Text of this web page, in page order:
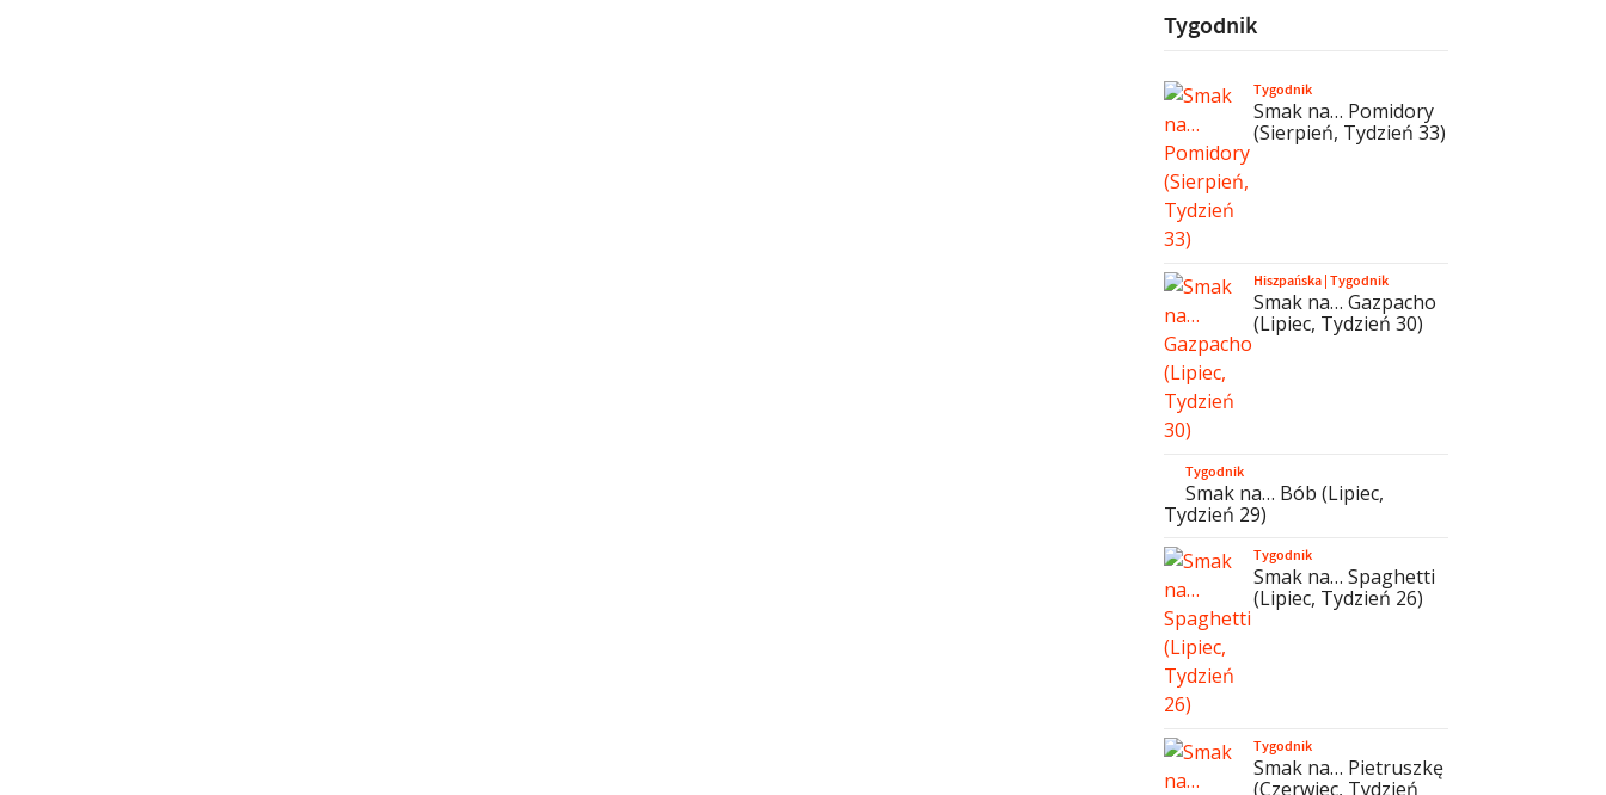
Tygodnik
Tygodnik
Smak na… Pomidory
(Sierpień, Tydzień 33)
Hiszpańska|Tygodnik
Smak na… Gazpacho
(Lipiec, Tydzień 30)
Tygodnik
Smak na… Bób (Lipiec,
Tydzień 29)
Tygodnik
Smak na… Spaghetti
(Lipiec, Tydzień 26)
Tygodnik
Smak na… Pietruszkę
(Czerwiec, Tydzień